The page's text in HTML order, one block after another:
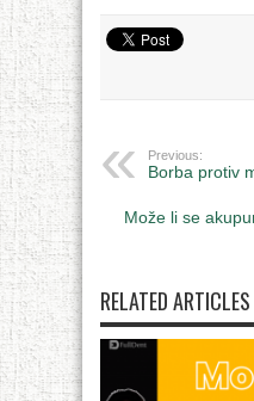
Previous:
Borba protiv
Može li se
RELATED ARTICLES